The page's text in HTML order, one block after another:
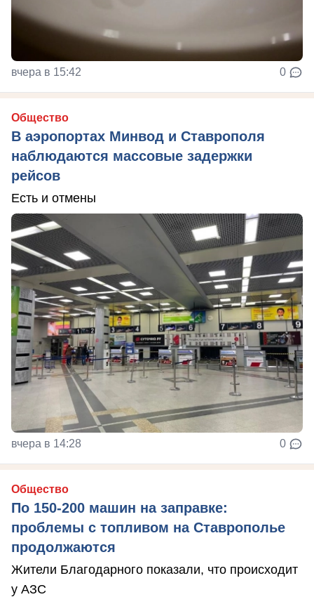
вчера в 15:42 0
Общество
В аэропортах Минвод и Ставрополя
наблюдаются массовые задержки
рейсов
Есть и отмены
вчера в 14:28 0
Общество
По 150-200 машин на заправке:
проблемы с топливом на Ставрополье
продолжаются
Жители Благодарного показали, что происходит
у АЗС